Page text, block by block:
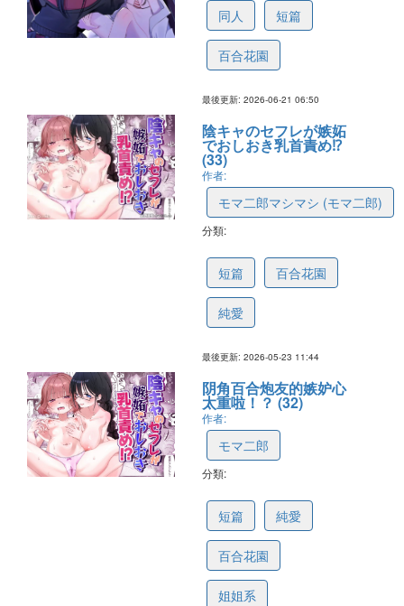
同人 短篇
百合花園
最後更新: 2026-06-21 06:50
陰キャのセフレが嫉妬
でおしおき乳首責め⁉︎
(33)
作者:
モマ二郎マシマシ (モマ二郎)
分類:
短篇 百合花園
純愛
最後更新: 2026-05-23 11:44
阴角百合炮友的嫉妒心
太重啦！？ (32)
作者:
モマ二郎
分類:
短篇 純愛
百合花園
姐姐系